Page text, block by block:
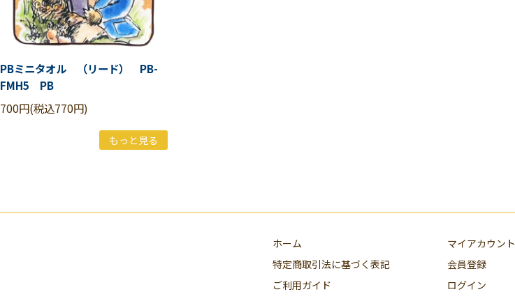
PBミニタオル （リード） PB-
FMH5 PB
700円(税込770円)
もっと見る
ホーム
特定商取引法に基づく表記
ご利用ガイド
マイアカウント
会員登録
ログイン